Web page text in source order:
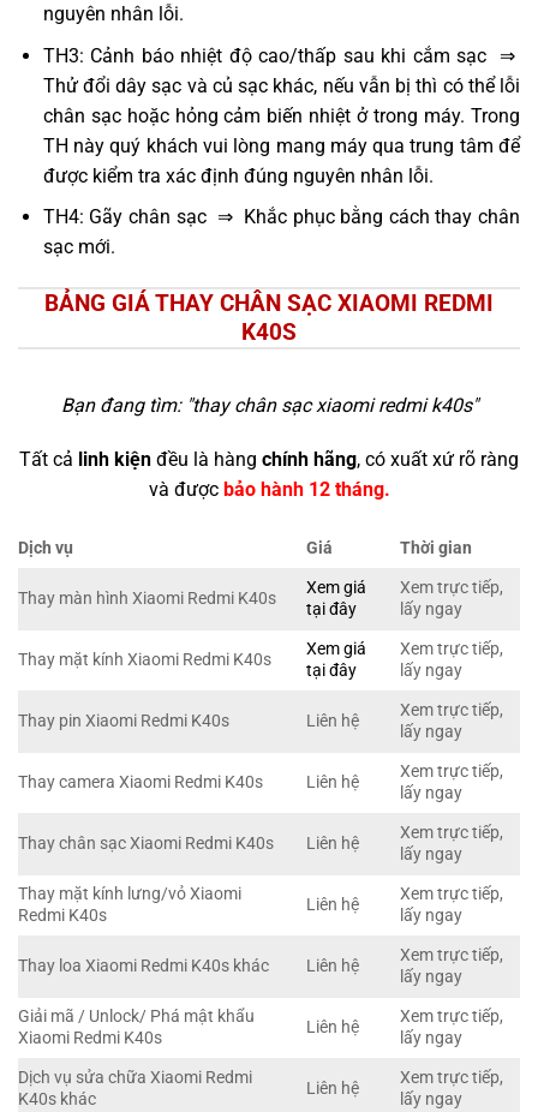
nguyên nhân lỗi.
TH3: Cảnh báo nhiệt độ cao/thấp sau khi cắm sạc ⇒
Thử đổi dây sạc và củ sạc khác, nếu vẫn bị thì có thể lỗi
chân sạc hoặc hỏng cảm biến nhiệt ở trong máy. Trong
TH này quý khách vui lòng mang máy qua trung tâm để
được kiểm tra xác định đúng nguyên nhân lỗi.
TH4: Gãy chân sạc ⇒ Khắc phục bằng cách thay chân
sạc mới.
BẢNG GIÁ THAY CHÂN SẠC XIAOMI REDMI
K40S
Bạn đang tìm: "thay chân sạc xiaomi redmi k40s"
Tất cả linh kiện đều là hàng chính hãng, có xuất xứ rõ ràng
và được bảo hành 12 tháng.
Dịch vụ Giá Thời gian
Thay màn hình Xiaomi Redmi K40s
Xem giá
tại đây
Xem trực tiếp,
lấy ngay
Thay mặt kính Xiaomi Redmi K40s
Xem giá
tại đây
Xem trực tiếp,
lấy ngay
Thay pin Xiaomi Redmi K40s Liên hệ
Xem trực tiếp,
lấy ngay
Thay camera Xiaomi Redmi K40s Liên hệ
Xem trực tiếp,
lấy ngay
Thay chân sạc Xiaomi Redmi K40s Liên hệ
Xem trực tiếp,
lấy ngay
Thay mặt kính lưng/vỏ Xiaomi
Redmi K40s
Liên hệ
Xem trực tiếp,
lấy ngay
Thay loa Xiaomi Redmi K40s khác Liên hệ
Xem trực tiếp,
lấy ngay
Giải mã / Unlock/ Phá mật khẩu
Xiaomi Redmi K40s
Liên hệ
Xem trực tiếp,
lấy ngay
Dịch vụ sửa chữa Xiaomi Redmi
K40s khác
Liên hệ
Xem trực tiếp,
lấy ngay